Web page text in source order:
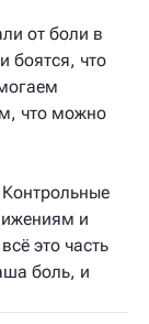
от боли в
боятся, что
что можно
и
это часть
боль, и